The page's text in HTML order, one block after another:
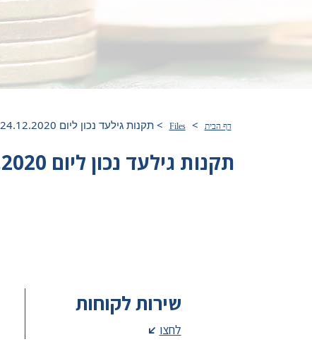
דף הבית >
Files
>תקנות גילעד נכון ליום 24.12.2020
תקנות גילעד נכון ליום 24.12.2020
שירות לקוחות
לחצו